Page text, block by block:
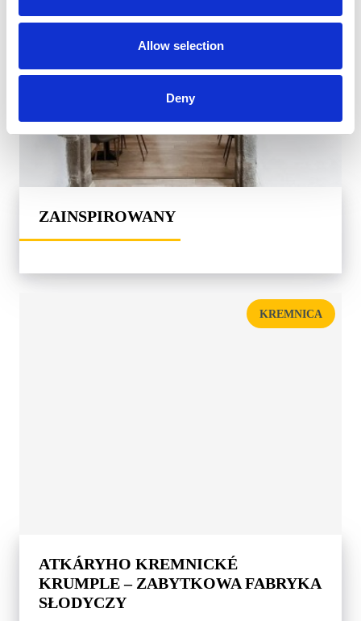
Allow selection
Deny
ZAINSPIROWANY
KREMNICA
ATKÁRYHO KREMNICKÉ
KRUMPLE – ZABYTKOWA FABRYKA
SŁODYCZY